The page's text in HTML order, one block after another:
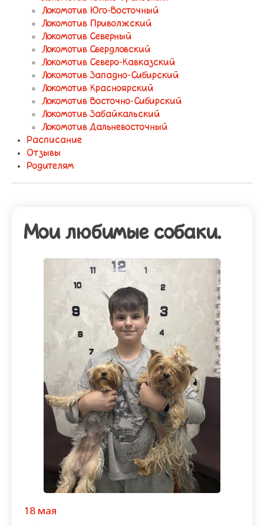
Локомотив Юго-Восточный
Локомотив Приволжский
Локомотив Северный
Локомотив Свердловский
Локомотив Северо-Кавказский
Локомотив Западно-Сибирский
Локомотив Красноярский
Локомотив Восточно-Сибирский
Локомотив Забайкальский
Локомотив Дальневосточный
Расписание
Отзывы
Родителям
Мои любимые собаки.
18 мая